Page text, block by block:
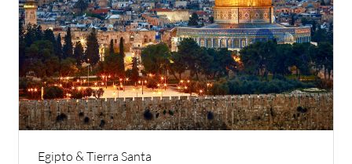
Egipto & Tierra Santa